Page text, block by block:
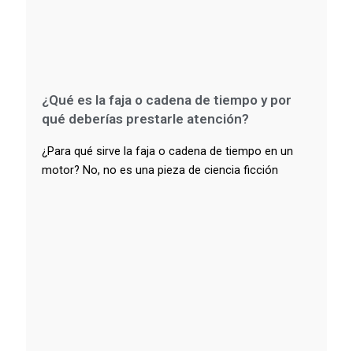
¿Qué es la faja o cadena de tiempo y por
qué deberías prestarle atención?
¿Para qué sirve la faja o cadena de tiempo en un
motor? No, no es una pieza de ciencia ficción